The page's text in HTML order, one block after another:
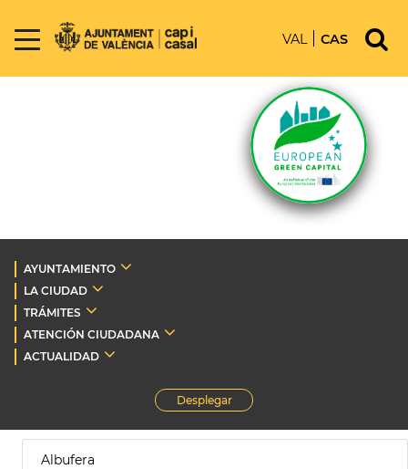
VAL CAS
AYUNTAMIENTO
LA CIUDAD
TRÁMITES
ATENCIÓN CIUDADANA
ACTUALIDAD
Desplegar
Albufera